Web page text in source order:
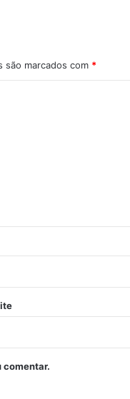
são marcados com *
comentar.